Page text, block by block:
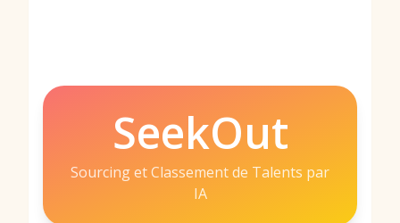
SeekOut
Sourcing et Classement de Talents par
IA